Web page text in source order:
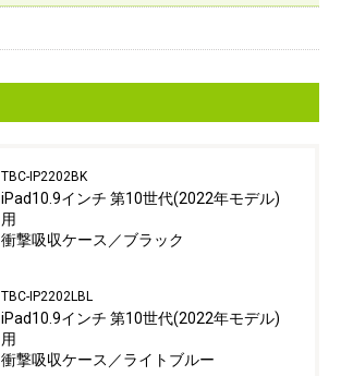
TBC-IP2202BK
iPad10.9インチ 第10世代(2022年モデル)
用
衝撃吸収ケース／ブラック
TBC-IP2202LBL
iPad10.9インチ 第10世代(2022年モデル)
用
衝撃吸収ケース／ライトブルー